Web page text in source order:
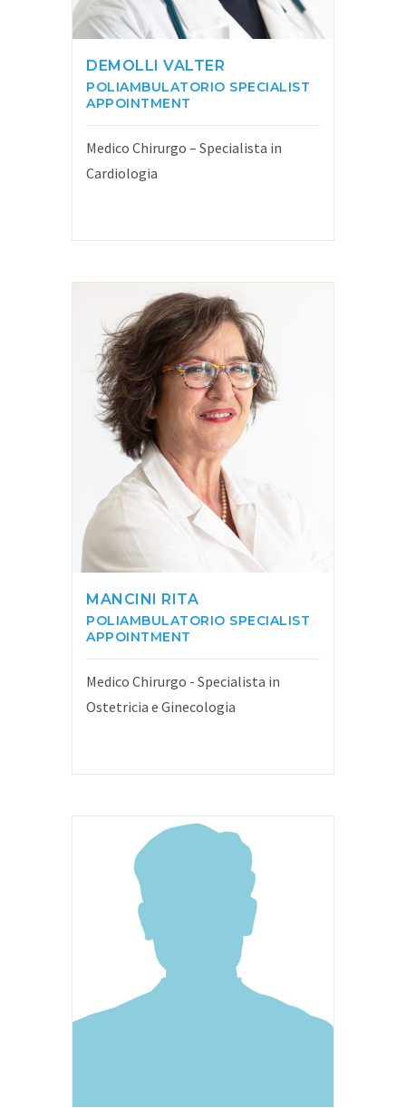
DEMOLLI VALTER
POLIAMBULATORIO SPECIALIST
APPOINTMENT
Medico Chirurgo – Specialista in
Cardiologia
MANCINI RITA
POLIAMBULATORIO SPECIALIST
APPOINTMENT
Medico Chirurgo - Specialista in
Ostetricia e Ginecologia